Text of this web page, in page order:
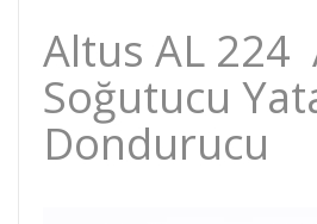
Altus AL 224
Soğutucu
Dondurucu